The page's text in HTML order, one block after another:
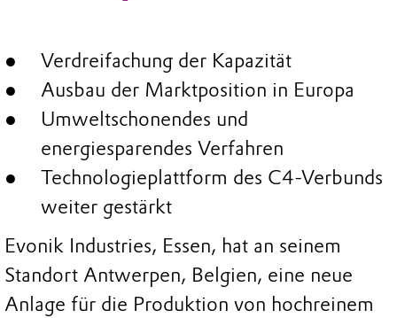
Verdreifachung der Kapazität
Ausbau der Marktposition in Europa
Umweltschonendes und
energiesparendes Verfahren
Technologieplattform des C4-Verbunds
weiter gestärkt
Evonik Industries, Essen, hat an seinem
Standort Antwerpen, Belgien, eine neue
Anlage für die Produktion von hochreinem